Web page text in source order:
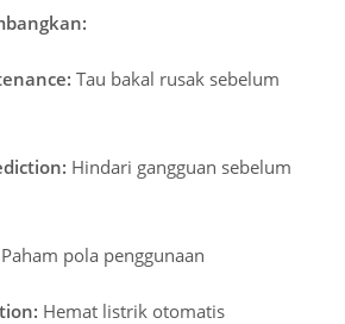
Tau bakal rusak sebelum
Hindari gangguan sebelum
Paham pola penggunaan
Hemat listrik otomatis